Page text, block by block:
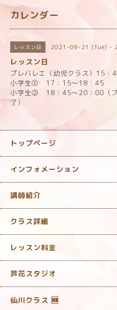
カレンダー
レッスン日 2021-09-21 (Tue) -
レッスン日
プレバレエ（幼児クラス）15：
小学生① 17：15～18：45
小学生② 18：45～20：00（プ
了）
トップページ
インフォメーション
講師紹介
クラス詳細
レッスン料金
芦花スタジオ
仙川クラス 🆕